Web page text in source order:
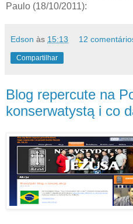
Paulo (18/10/2011):
Edson às 15:13 12
Compartilhar
Blog repercute na
konserwatystą i co